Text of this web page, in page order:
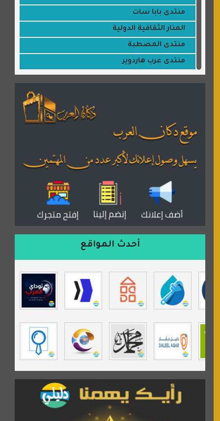
منتدى بابا سات
المنار الثقافية الدولية
منتدى المصطبة
منتدى عرب هاردوير
القران للجميع
منتدى همسات روائية
المكتبة الصوتية للقران الكريم
منتدى عدلات
موقع مداد الإسلامي
ورشة زهرة لورا للحدادة
موقع حراج خدمة
تي في قران
موسوعة نور الرحمن
مندى غرام
مردة سوفت
السبيل
أحدث المواقع